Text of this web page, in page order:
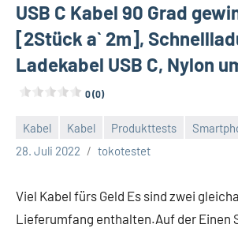
USB C Kabel 90 Grad
[2Stück a` 2m],
Ladekabel USB C, Nylon
0 (0)
Kabel Kabel Produkttests
28. Juli 2022
tokotestet
Keine
Viel Kabel fürs Geld Es sind zwei
Lieferumfang enthalten.Auf der Einen